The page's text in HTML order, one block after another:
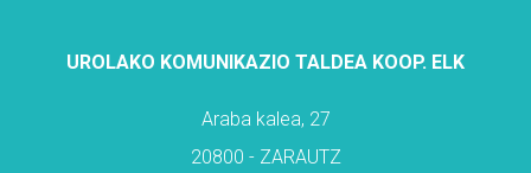
UROLAKO KOMUNIKAZIO TALDEA KOOP. ELK
Araba kalea, 27
20800 - ZARAUTZ